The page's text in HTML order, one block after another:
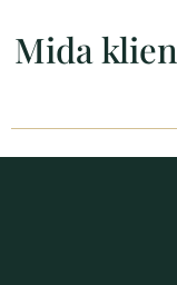
Mida